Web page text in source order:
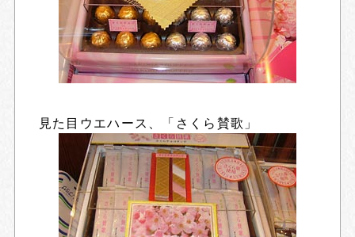
見た目ウエハース、「さくら賛歌」